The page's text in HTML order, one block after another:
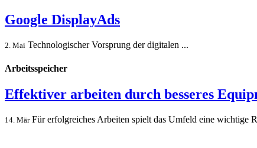
Google DisplayAds
2. Mai Technologischer Vorsprung der digitalen ...
Arbeitsspeicher
Effektiver arbeiten durch besseres
14. MärFür erfolgreiches Arbeiten spielt das Umfeld eine wichtige